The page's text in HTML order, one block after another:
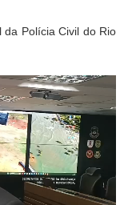
da Polícia Civil do Rio